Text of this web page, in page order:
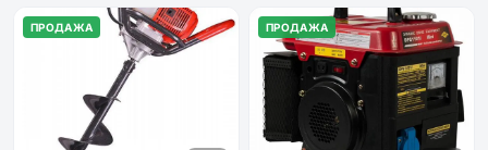
ПРОДАЖА ПРОДАЖА